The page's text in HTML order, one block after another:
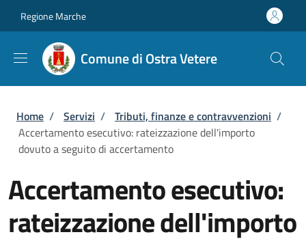
Regione Marche
Comune di Ostra Vetere
Briciole di pane
Home / Servizi / Tributi, finanze e contravvenzioni /
Accertamento esecutivo: rateizzazione dell'importo
dovuto a seguito di accertamento
Accertamento esecutivo:
rateizzazione dell'importo